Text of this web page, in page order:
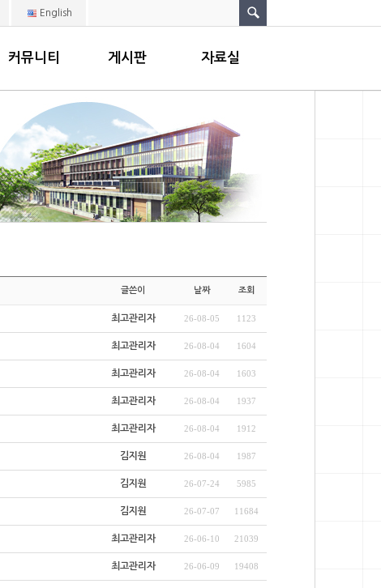
English
커뮤니티 게시판 자료실
글쓴이 날짜 조회
최고관리자 26-08-05 1123
최고관리자 26-08-04 1604
최고관리자 26-08-04 1603
최고관리자 26-08-04 1937
최고관리자 26-08-04 1912
김지원 26-08-04 1987
김지원 26-07-24 5985
김지원 26-07-07 11684
최고관리자 26-06-10 21039
최고관리자 26-06-09 19408